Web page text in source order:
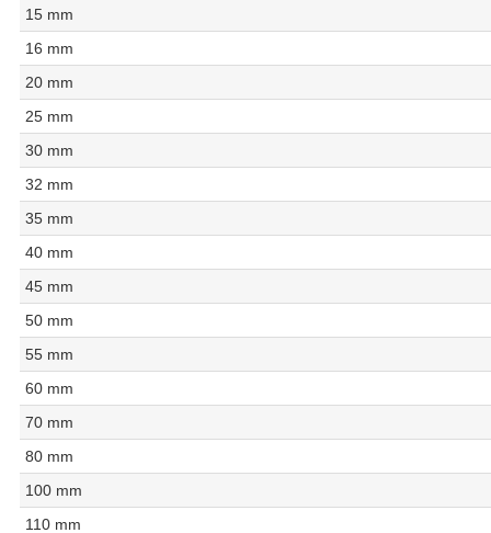
15 mm
16 mm
20 mm
25 mm
30 mm
32 mm
35 mm
40 mm
45 mm
50 mm
55 mm
60 mm
70 mm
80 mm
100 mm
110 mm